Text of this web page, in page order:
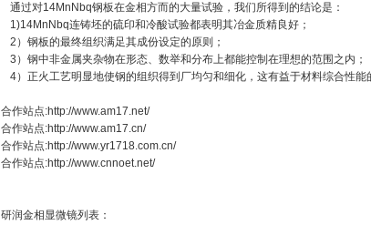
通过对14MnNbq钢板在金相方而的大量试验，我们所得到的结论是：
1)14MnNbq连铸坯的硫印和冷酸试验都表明其冶金质精良好；
2）钢板的最终组织满足其成份设定的原则；
3）钢中非金属夹杂物在形态、数举和分布上都能控制在理想的范围之内；
4）正火工艺明显地使钢的组织得到厂均匀和细化，这有益于材料综合性能
合作站点:http://www.am17.net/
合作站点:http://www.am17.cn/
合作站点:http://www.yr1718.com.cn/
合作站点:http://www.cnnoet.net/
研润金相显微镜列表：